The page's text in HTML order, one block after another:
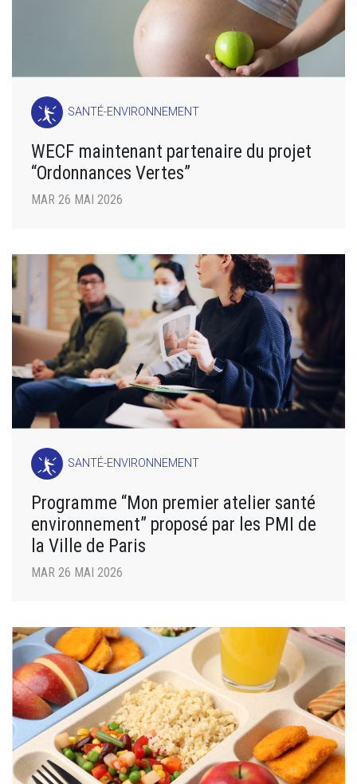
SANTÉ-ENVIRONNEMENT
WECF maintenant partenaire du projet
“Ordonnances Vertes”
MAR 26 MAI 2026
SANTÉ-ENVIRONNEMENT
Programme “Mon premier atelier santé
environnement” proposé par les PMI de
la Ville de Paris
MAR 26 MAI 2026